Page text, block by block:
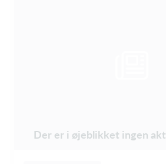
Der er i øjeblikket ingen